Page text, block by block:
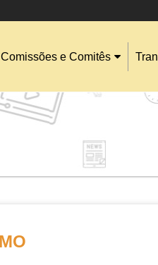
Comissões e Comitês